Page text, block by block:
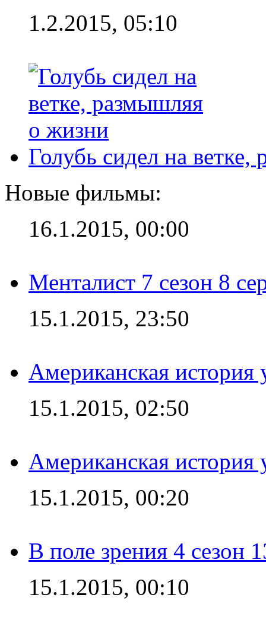
1.2.2015, 05:10
Голубь сидел на
Новые фильмы:
16.1.2015, 00:00
Менталист 7 сезон 8
15.1.2015, 23:50
Американская история
15.1.2015, 02:50
Американская история
15.1.2015, 00:20
В поле зрения 4 сезон
15.1.2015, 00:10